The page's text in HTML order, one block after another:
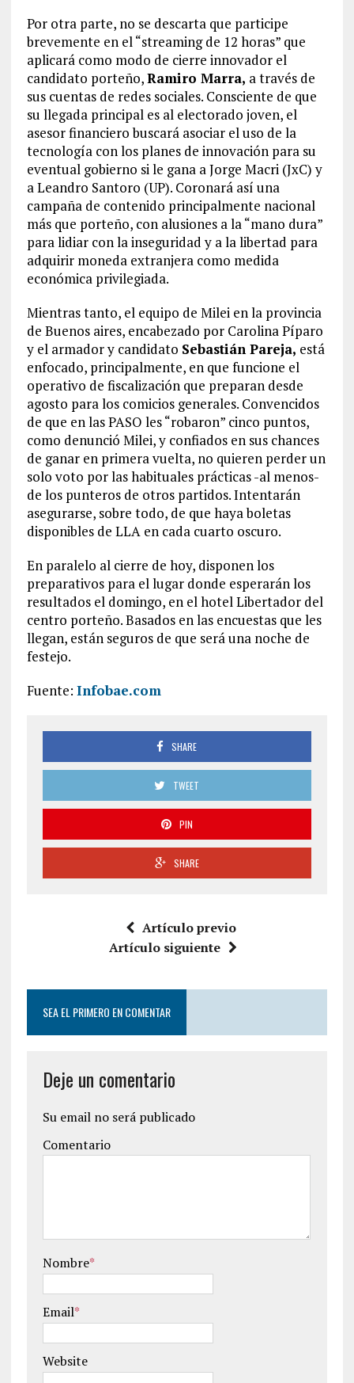
Por otra parte, no se descarta que participe
brevemente en el “streaming de 12 horas” que
aplicará como modo de cierre innovador el
candidato porteño,Ramiro Marra, a través de
sus cuentas de redes sociales. Consciente de que
su llegada principal es al electorado joven, el
asesor financiero buscará asociar el uso de la
tecnología con los planes de innovación para su
eventual gobierno si le gana a Jorge Macri (JxC) y
a Leandro Santoro (UP). Coronará así una
campaña de contenido principalmente nacional
más que porteño, con alusiones a la “mano dura”
para lidiar con la inseguridad y a la libertad para
adquirir moneda extranjera como medida
económica privilegiada.
Mientras tanto, el equipo de Milei en la provincia
de Buenos aires, encabezado por Carolina Píparo
y el armador y candidato Sebastián Pareja, está
enfocado, principalmente, en que funcione el
operativo de fiscalización que preparan desde
agosto para los comicios generales. Convencidos
de que en las PASO les “robaron” cinco puntos,
como denunció Milei, y confiados en sus chances
de ganar en primera vuelta, no quieren perder un
solo voto por las habituales prácticas -al menos-
de los punteros de otros partidos. Intentarán
asegurarse, sobre todo, de que haya boletas
disponibles de LLA en cada cuarto oscuro.
En paralelo al cierre de hoy, disponen los
preparativos para el lugar donde esperarán los
resultados el domingo, en el hotel Libertador del
centro porteño. Basados en las encuestas que les
llegan, están seguros de que será una noche de
festejo.
Fuente: Infobae.com
SHARE
TWEET
PIN
SHARE
Artículo previo
Artículo siguiente
SEA EL PRIMERO EN COMENTAR
Deje un comentario
Su email no será publicado
Comentario
Nombre*
Email*
Website